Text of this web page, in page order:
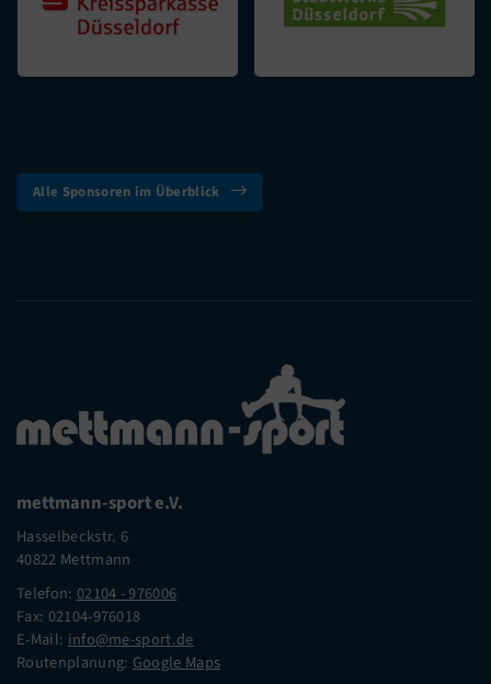
Alle Sponsoren im Überblick
mettmann-sport e.V.
Hasselbeckstr. 6
40822 Mettmann
Telefon: 02104 - 976006
Fax: 02104-976018
E-Mail: info@me-sport.de
Routenplanung: Google Maps